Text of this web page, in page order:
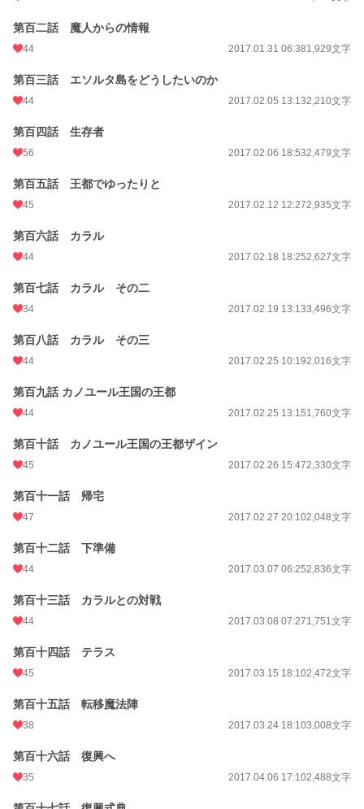
第百二話 魔人からの情報
44 2017.01.31 06:381,929文字
第百三話 エソルタ島をどうしたいのか
44 2017.02.05 13:132,210文字
第百四話 生存者
56 2017.02.06 18:532,479文字
第百五話 王都でゆったりと
45 2017.02.12 12:272,935文字
第百六話 カラル
44 2017.02.18 18:252,627文字
第百七話 カラル その二
34 2017.02.19 13:133,496文字
第百八話 カラル その三
44 2017.02.25 10:192,016文字
第百九話 カノユール王国の王都
44 2017.02.25 13:151,760文字
第百十話 カノユール王国の王都ザイン
45 2017.02.26 15:472,330文字
第百十一話 帰宅
47 2017.02.27 20:102,048文字
第百十二話 下準備
44 2017.03.07 06:252,836文字
第百十三話 カラルとの対戦
44 2017.03.08 07:271,751文字
第百十四話 テラス
45 2017.03.15 18:102,472文字
第百十五話 転移魔法陣
38 2017.03.24 18:103,008文字
第百十六話 復興へ
35 2017.04.06 17:102,488文字